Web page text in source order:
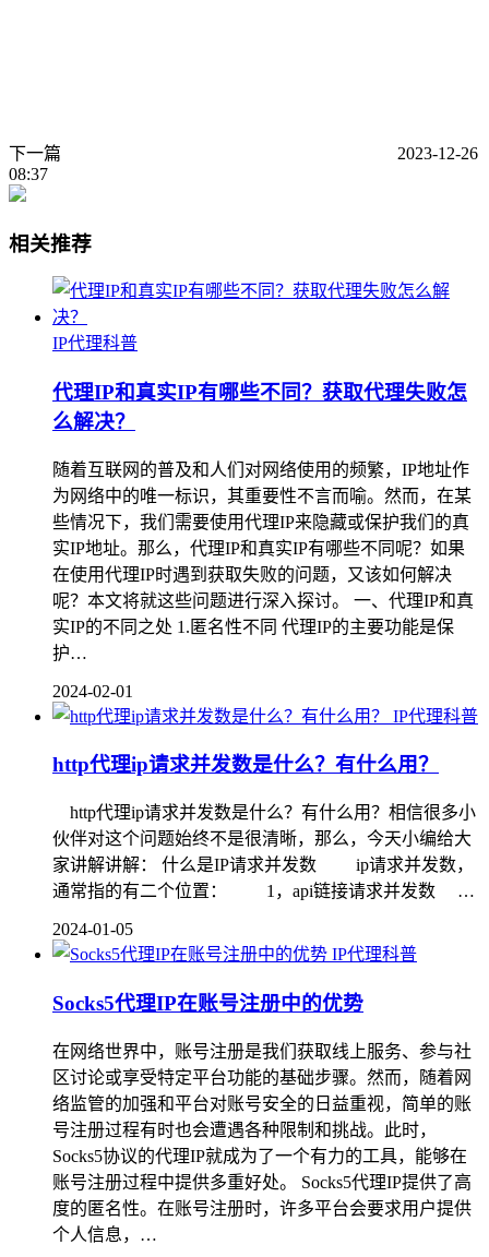
下一篇
2023-12-26
08:37
相关推荐
IP代理科普
代理IP和真实IP有哪些不同？获取代理失败怎
么解决？
随着互联网的普及和人们对网络使用的频繁，IP地址作
为网络中的唯一标识，其重要性不言而喻。然而，在某
些情况下，我们需要使用代理IP来隐藏或保护我们的真
实IP地址。那么，代理IP和真实IP有哪些不同呢？如果
在使用代理IP时遇到获取失败的问题，又该如何解决
呢？本文将就这些问题进行深入探讨。 一、代理IP和真
实IP的不同之处 1.匿名性不同 代理IP的主要功能是保
护…
2024-02-01
IP代理科普
http代理ip请求并发数是什么？有什么用？
http代理ip请求并发数是什么？有什么用？相信很多小
伙伴对这个问题始终不是很清晰，那么，今天小编给大
家讲解讲解： 什么是IP请求并发数 ip请求并发数，
通常指的有二个位置： 1，api链接请求并发数 …
2024-01-05
IP代理科普
Socks5代理IP在账号注册中的优势
在网络世界中，账号注册是我们获取线上服务、参与社
区讨论或享受特定平台功能的基础步骤。然而，随着网
络监管的加强和平台对账号安全的日益重视，简单的账
号注册过程有时也会遭遇各种限制和挑战。此时，
Socks5协议的代理IP就成为了一个有力的工具，能够在
账号注册过程中提供多重好处。 Socks5代理IP提供了高
度的匿名性。在账号注册时，许多平台会要求用户提供
个人信息，…